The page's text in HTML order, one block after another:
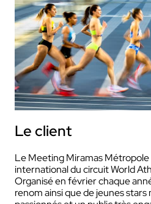
Le client
Le Meeting Miramas
international du circuit World
Organisé en février chaque
renom ainsi que de jeunes